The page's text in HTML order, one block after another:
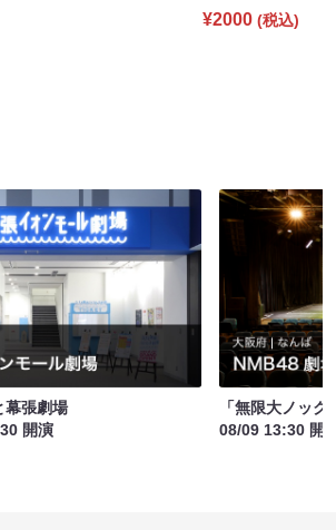
¥2000 (税込)
幕張劇場
開演
「無限大ノック
08/09 13:30 開